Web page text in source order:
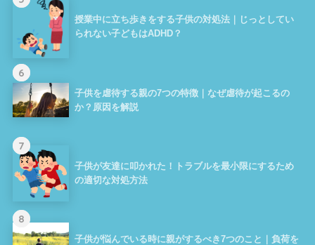
授業中に立ち歩きをする子供の対処法｜じっとしてい
られない子どもはADHD？
6
子供を虐待する親の7つの特徴｜なぜ虐待が起こるの
か？原因を解説
7
子供が友達に叩かれた！トラブルを最小限にするため
の適切な対処方法
8
子供が悩んでいる時に親がするべき7つのこと｜負荷を